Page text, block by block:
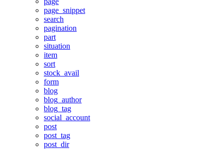
page_snippet
search
pagination
part
situation
item
sort
stock_avail
form
blog
blog_author
blog_tag
social_account
post
post_tag
post_dir